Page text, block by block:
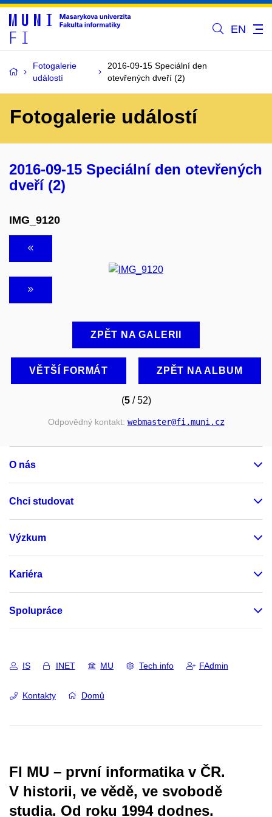
EN
Fotogalerie
událostí
2016-09-15 Speciální den
otevřených dveří (2)
Fotogalerie událostí
2016-09-15 Speciální den otevřených
dveří (2)
IMG_9120
ZPĚT NA GALERII
VĚTŠÍ FORMÁT ZPĚT NA ALBUM
(5/ 52)
Odpovědný kontakt: webmaster@fi.muni.cz
O nás
Chci studovat
Výzkum
Kariéra
Spolupráce
IS INET MU Tech info FAdmin
Kontakty Domů
FI MU – první informatika v ČR.
V historii, ve vědě, ve svobodě
studia. Od roku 1994 dodnes.